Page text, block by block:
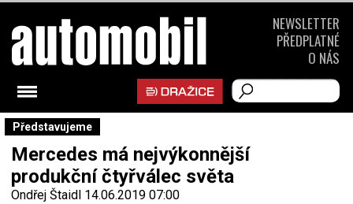
Představujeme
Mercedes má nejvýkonnější
produkční čtyřválec světa
Ondřej Štaidl 14.06.2019 07:00
NEWSLETTER
PŘEDPLATNÉ
O NÁS